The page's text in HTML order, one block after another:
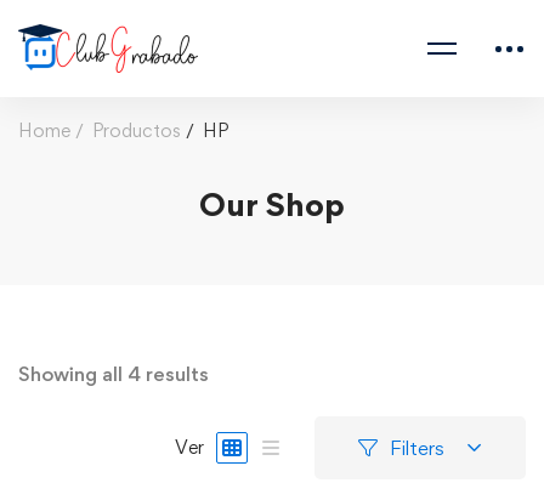
Home Productos HP
Our Shop
Showing all 4 results
Ver Filters